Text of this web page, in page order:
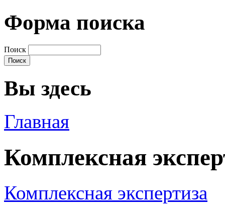
Форма поиска
Поиск
Вы здесь
Главная
Комплексная
Комплексная экспертиза